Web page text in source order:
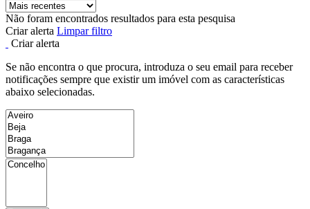
Não foram encontrados resultados para esta pesquisa
Criar alerta Limpar filtro
Criar alerta
Se não encontra o que procura, introduza o seu email para receber
notificações sempre que existir um imóvel com as características
abaixo selecionadas.